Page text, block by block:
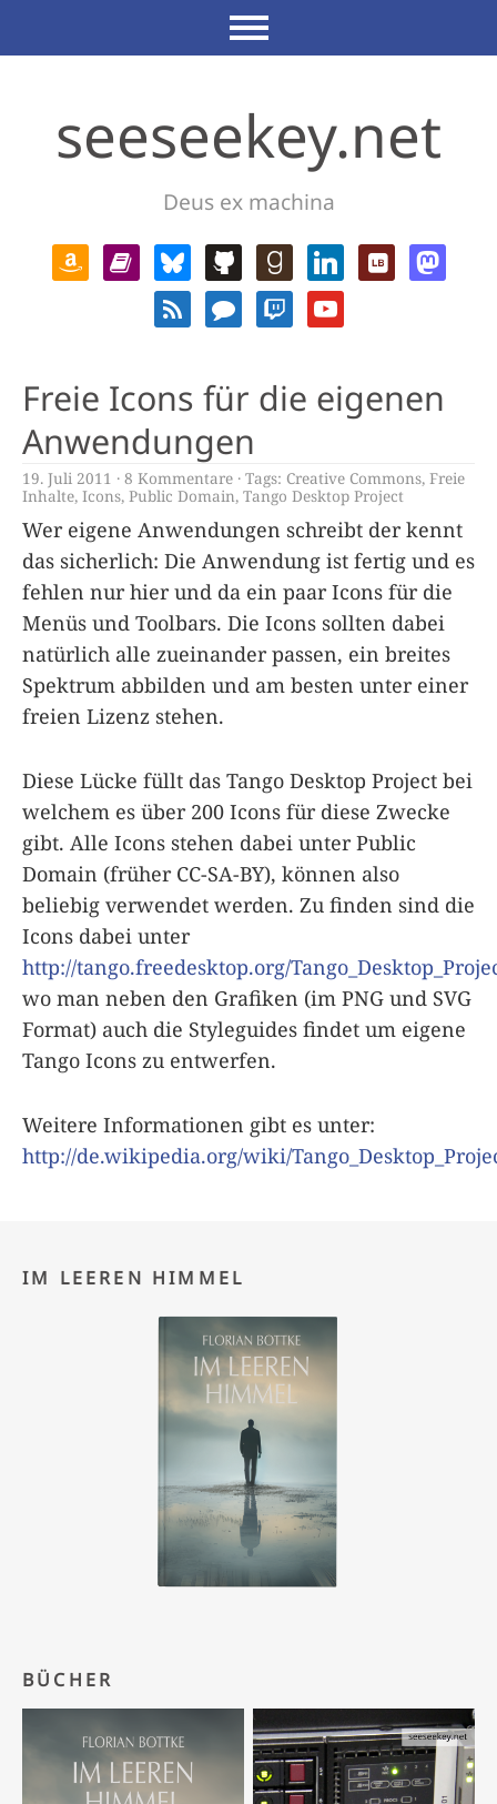
seeseekey.net
Deus ex machina
Freie Icons für die eigenen
Anwendungen
19. Juli 2011 8 Kommentare Tags: Creative Commons, Freie
Inhalte, Icons, Public Domain, Tango Desktop Project
Wer eigene Anwendungen schreibt der kennt
das sicherlich: Die Anwendung ist fertig und es
fehlen nur hier und da ein paar Icons für die
Menüs und Toolbars. Die Icons sollten dabei
natürlich alle zueinander passen, ein breites
Spektrum abbilden und am besten unter einer
freien Lizenz stehen.
Diese Lücke füllt das Tango Desktop Project bei
welchem es über 200 Icons für diese Zwecke
gibt. Alle Icons stehen dabei unter Public
Domain (früher CC-SA-BY), können also
beliebig verwendet werden. Zu finden sind die
Icons dabei unter
http://tango.freedesktop.org/
wo man neben den Grafiken (im PNG und SVG
Format) auch die Styleguides findet um eigene
Tango Icons zu entwerfen.
Weitere Informationen gibt es unter:
http://de.wikipedia.org/wiki/
IM LEEREN HIMMEL
BÜCHER